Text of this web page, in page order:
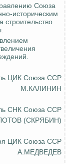
Союза
историческим
строительство
ЦИК Союза ССР
М.КАЛИНИН
СНК Союза ССР
(СКРЯБИН)
ЦИК Союза ССР
А.МЕДВЕДЕВ